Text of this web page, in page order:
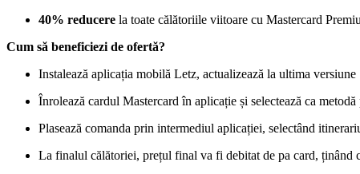
40% reducere la toate călătoriile viitoare cu Mastercard
Cum să beneficiezi de ofertă?
Instalează aplicația mobilă Letz, actualizează la ultima versiune
Înrolează cardul Mastercard în aplicație și selectează ca
Plasează comanda prin intermediul aplicației, selectând
La finalul călătoriei, prețul final va fi debitat de pa card, ținând